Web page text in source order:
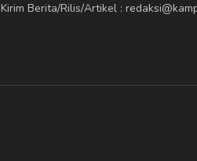
Kirim Berita/Rilis/Artikel :